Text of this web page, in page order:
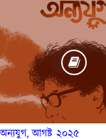
অন্যযুগ, আগষ্ট ২০২৫